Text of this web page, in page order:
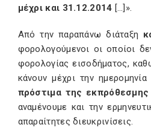
μέχρι και 31.12.2014 […]».
Από την παραπάνω διάταξη
φορολογούμενοι οι οποίοι
φορολογίας εισοδήματος,
κάνουν μέχρι την
πρόστιμα της
αναμένουμε και την
απαραίτητες διευκρινίσεις.